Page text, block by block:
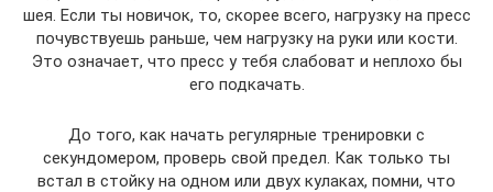
шея. Если ты новичок, то, скорее всего, нагрузку на пресс
почувствуешь раньше, чем нагрузку на руки или кости.
Это означает, что пресс у тебя слабоват и неплохо бы
его подкачать.
До того, как начать регулярные тренировки с
секундомером, проверь свой предел. Как только ты
встал в стойку на одном или двух кулаках, помни, что